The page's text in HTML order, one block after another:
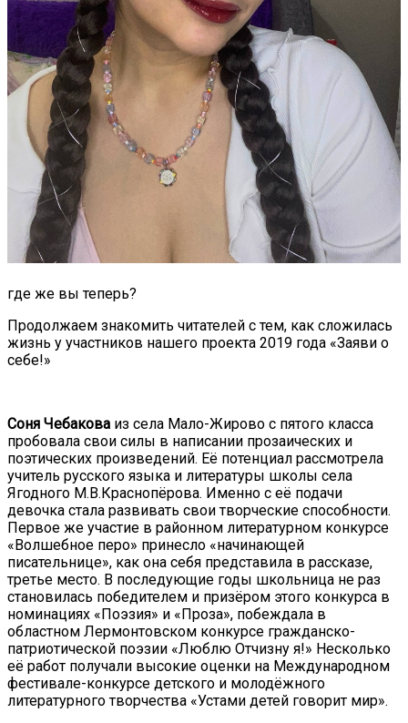
где же вы теперь?
Продолжаем знакомить читателей с тем, как сложилась
жизнь у участников нашего проекта 2019 года «Заяви о
себе!»
Соня Чебакова из села Мало-Жирово с пятого класса
пробовала свои силы в написании прозаических и
поэтических произведений. Её потенциал рассмотрела
учитель русского языка и литературы школы села
Ягодного М.В.Краснопёрова. Именно с её подачи
девочка стала развивать свои творческие способности.
Первое же участие в районном литературном конкурсе
«Волшебное перо» принесло «начинающей
писательнице», как она себя представила в рассказе,
третье место. В последующие годы школьница не раз
становилась победителем и призёром этого конкурса в
номинациях «Поэзия» и «Проза», побеждала в
областном Лермонтовском конкурсе гражданско-
патриотической поэзии «Люблю Отчизну я!» Несколько
её работ получали высокие оценки на Международном
фестивале-конкурсе детского и молодёжного
литературного творчества «Устами детей говорит мир».